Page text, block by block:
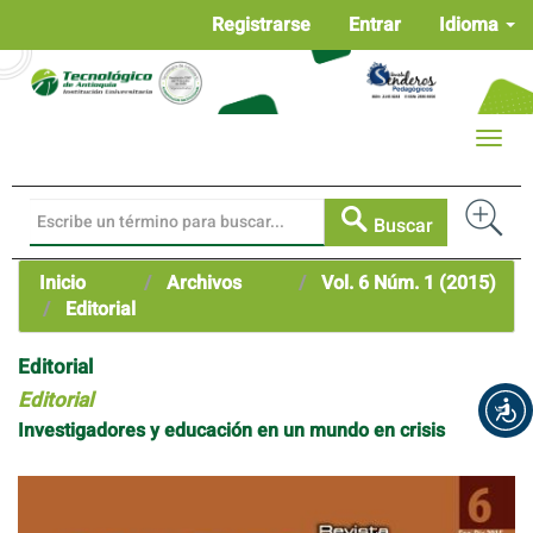
Contenido
principal
Idioma
Registrarse Entrar
Buscar
Toggle
Inicio Archivos
Vol. 6 Núm. 1 (2015)
Editorial
Editorial
Editorial
Investigadores y educación en un mundo en crisis
Barra